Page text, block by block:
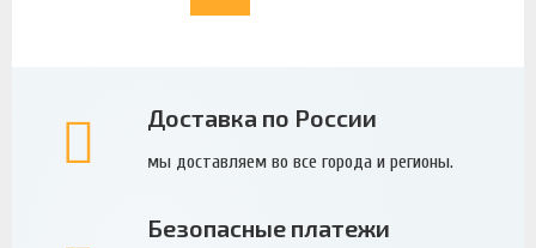
Доставка по России
мы доставляем во все города и регионы.
Безопасные платежи